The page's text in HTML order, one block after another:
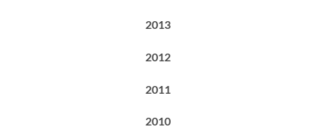
2013
2012
2011
2010